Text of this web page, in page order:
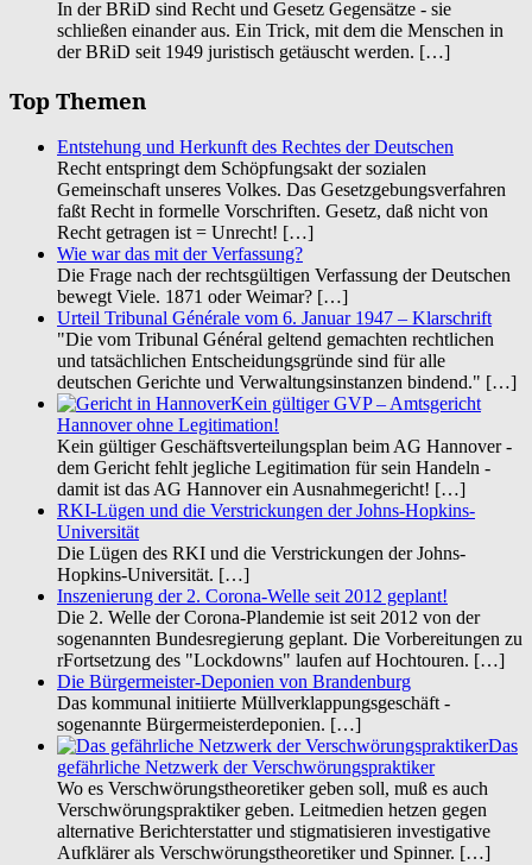
In der BRiD sind Recht und Gesetz Gegensätze - sie
schließen einander aus. Ein Trick, mit dem die Menschen in
der BRiD seit 1949 juristisch getäuscht werden. […]
Top Themen
Entstehung und Herkunft des Rechtes der Deutschen
Recht entspringt dem Schöpfungsakt der sozialen
Gemeinschaft unseres Volkes. Das Gesetzgebungsverfahren
faßt Recht in formelle Vorschriften. Gesetz, daß nicht von
Recht getragen ist = Unrecht! […]
Wie war das mit der Verfassung?
Die Frage nach der rechtsgültigen Verfassung der Deutschen
bewegt Viele. 1871 oder Weimar? […]
Urteil Tribunal Générale vom 6. Januar 1947 – Klarschrift
"Die vom Tribunal Général geltend gemachten rechtlichen
und tatsächlichen Entscheidungsgründe sind für alle
deutschen Gerichte und Verwaltungsinstanzen bindend." […]
Kein gültiger GVP – Amtsgericht
Hannover ohne Legitimation!
Kein gültiger Geschäftsverteilungsplan beim AG Hannover -
dem Gericht fehlt jegliche Legitimation für sein Handeln -
damit ist das AG Hannover ein Ausnahmegericht! […]
RKI-Lügen und die Verstrickungen der Johns-Hopkins-
Universität
Die Lügen des RKI und die Verstrickungen der Johns-
Hopkins-Universität. […]
Inszenierung der 2. Corona-Welle seit 2012 geplant!
Die 2. Welle der Corona-Plandemie ist seit 2012 von der
sogenannten Bundesregierung geplant. Die Vorbereitungen zu
rFortsetzung des "Lockdowns" laufen auf Hochtouren. […]
Die Bürgermeister-Deponien von Brandenburg
Das kommunal initiierte Müllverklappungsgeschäft -
sogenannte Bürgermeisterdeponien. […]
Das
gefährliche Netzwerk der Verschwörungspraktiker
Wo es Verschwörungstheoretiker geben soll, muß es auch
Verschwörungspraktiker geben. Leitmedien hetzen gegen
alternative Berichterstatter und stigmatisieren investigative
Aufklärer als Verschwörungstheoretiker und Spinner. […]